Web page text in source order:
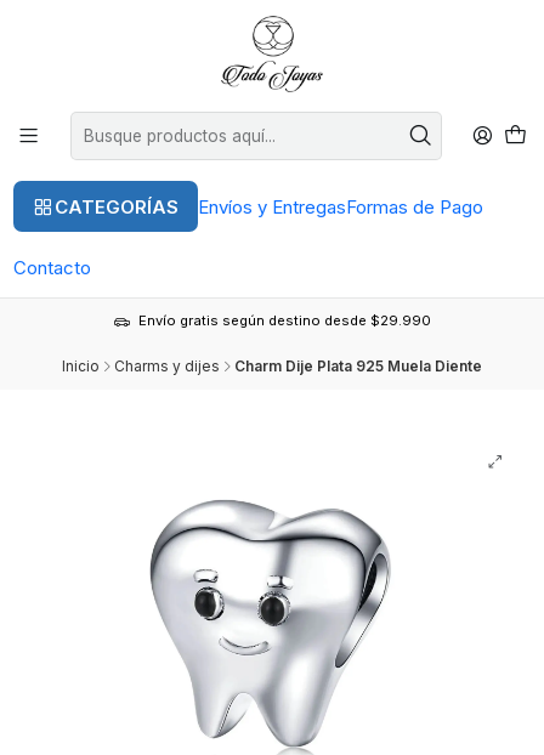
CATEGORÍAS Envíos y EntregasFormas de Pago
Contacto
Envío gratis según destino desde $29.990
Inicio Charms y dijes Charm Dije Plata 925 Muela Diente